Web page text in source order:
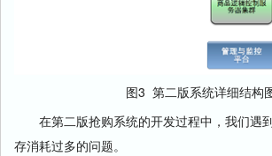
图3 第二版系统详细结构
在第二版抢购系统的开发过程中，我们遇
存消耗过多的问题。